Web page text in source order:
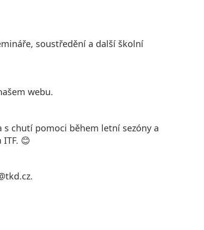
soustředění a další školní
webu.
chutí pomoci během letní sezóny a
😊